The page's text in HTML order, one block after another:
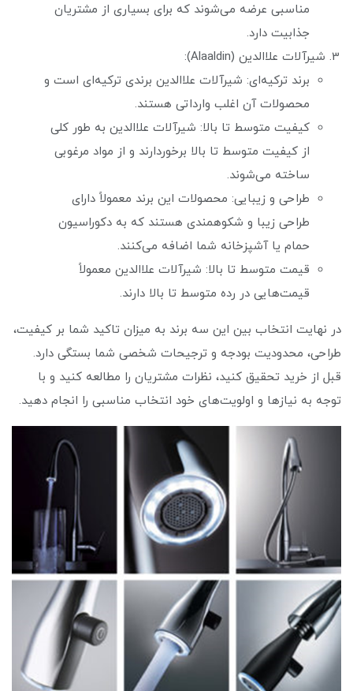
مناسبی عرضه می‌شوند که برای بسیاری از مشتریان
جذابیت دارد.
شیرآلات علاالدین (Alaaldin):
برند ترکیه‌ای: شیرآلات علاالدین برندی ترکیه‌ای است و
محصولات آن اغلب وارداتی هستند.
کیفیت متوسط تا بالا: شیرآلات علاالدین به طور کلی
از کیفیت متوسط تا بالا برخوردارند و از مواد مرغوبی
ساخته می‌شوند.
طراحی و زیبایی: محصولات این برند معمولاً دارای
طراحی زیبا و شکوهمندی هستند که به دکوراسیون
حمام یا آشپزخانه شما اضافه می‌کنند.
قیمت متوسط تا بالا: شیرآلات علاالدین معمولاً
قیمت‌هایی در رده متوسط تا بالا دارند.
در نهایت انتخاب بین این سه برند به میزان تاکید شما بر کیفیت،
طراحی، محدودیت بودجه و ترجیحات شخصی شما بستگی دارد.
قبل از خرید تحقیق کنید، نظرات مشتریان را مطالعه کنید و با
توجه به نیازها و اولویت‌های خود انتخاب مناسبی را انجام دهید.